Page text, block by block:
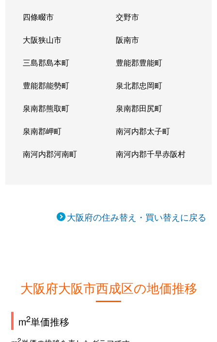
四條畷市 交野市
大阪狭山市 阪南市
三島郡島本町 豊能郡豊能町
豊能郡能勢町 泉北郡忠岡町
泉南郡熊取町 泉南郡田尻町
泉南郡岬町 南河内郡太子町
南河内郡河南町 南河内郡千早赤阪村
大阪府の住み替え・買い替えに戻る
大阪府大阪市西成区の地価推移
m2単価推移
2